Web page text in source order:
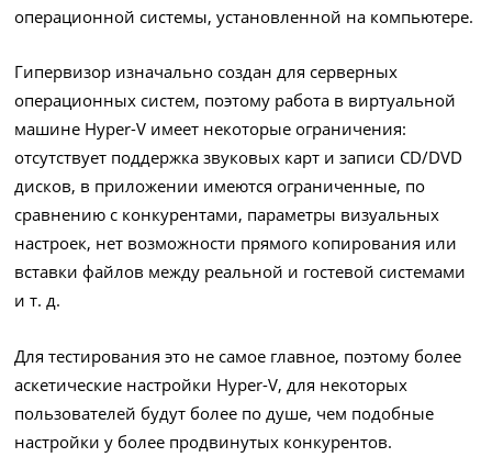
операционной системы, установленной на компьютере.
Гипервизор изначально создан для серверных
операционных систем, поэтому работа в виртуальной
машине Hyper-V имеет некоторые ограничения:
отсутствует поддержка звуковых карт и записи CD/DVD
дисков, в приложении имеются ограниченные, по
сравнению с конкурентами, параметры визуальных
настроек, нет возможности прямого копирования или
вставки файлов между реальной и гостевой системами
и т. д.
Для тестирования это не самое главное, поэтому более
аскетические настройки Hyper-V, для некоторых
пользователей будут более по душе, чем подобные
настройки у более продвинутых конкурентов.